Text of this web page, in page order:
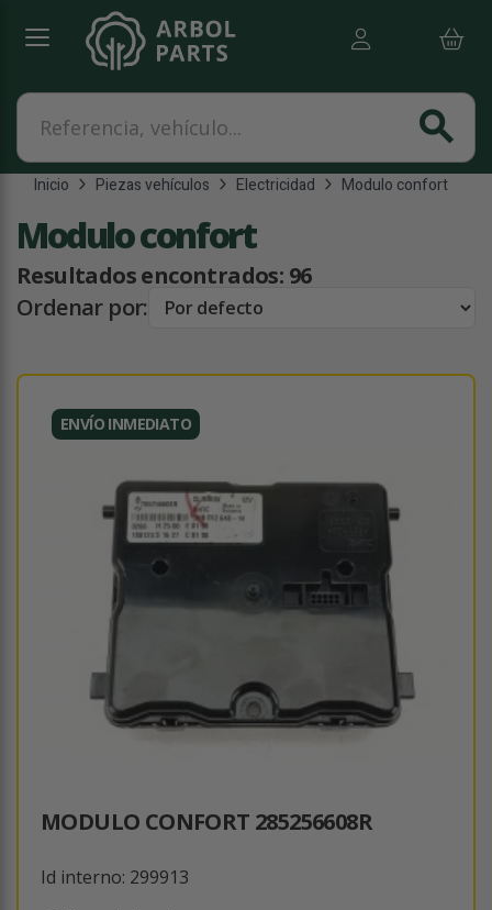
Referencia, vehículo...
search
Inicio Piezas vehículos Electricidad Modulo confort
Modulo confort
Resultados encontrados: 96
Ordenar por:
ENVÍO INMEDIATO
MODULO CONFORT 285256608R
Id interno: 299913